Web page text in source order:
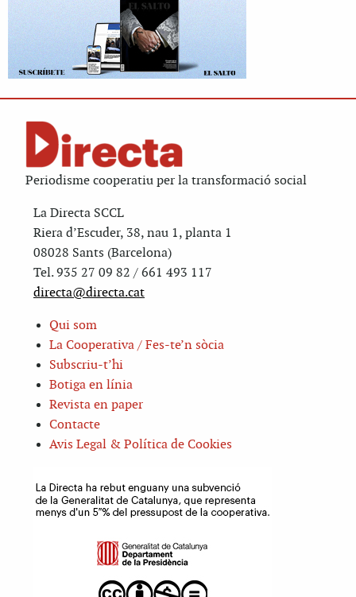
Periodisme cooperatiu per la transformació social
La Directa SCCL
Riera d’Escuder, 38, nau 1, planta 1
08028 Sants (Barcelona)
Tel. 935 27 09 82 / 661 493 117
directa@directa.cat
Qui som
La Cooperativa / Fes-te’n sòcia
Subscriu-t’hi
Botiga en línia
Revista en paper
Contacte
Avis Legal & Política de Cookies